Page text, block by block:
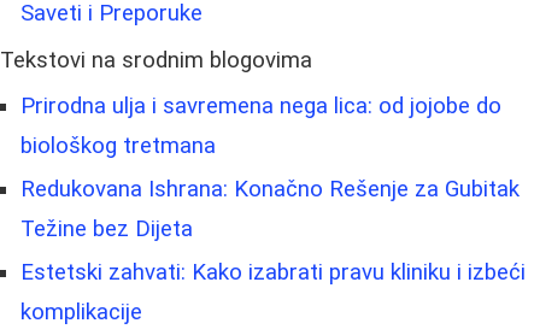
Saveti i Preporuke
Tekstovi na srodnim blogovima
Prirodna ulja i savremena nega lica: od jojobe do
biološkog tretmana
Redukovana Ishrana: Konačno Rešenje za Gubitak
Težine bez Dijeta
Estetski zahvati: Kako izabrati pravu kliniku i izbeći
komplikacije